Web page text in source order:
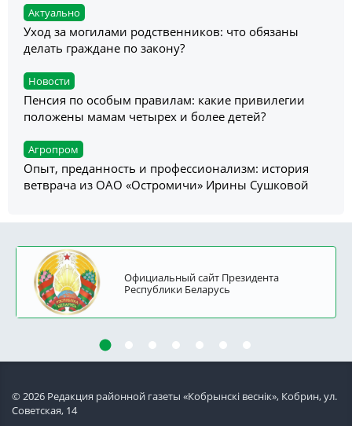
Актуально
Уход за могилами родственников: что обязаны
делать граждане по закону?
Новости
Пенсия по особым правилам: какие привилегии
положены мамам четырех и более детей?
Агропром
Опыт, преданность и профессионализм: история
ветврача из ОАО «Остромичи» Ирины Сушковой
Официальный сайт Президента
Республики Беларусь
© 2026 Редакция районной газеты «Кобрынскi веснiк», Кобрин, ул.
Советская, 14